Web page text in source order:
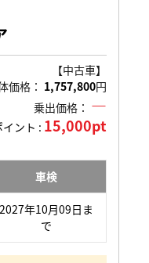
【中古車】
価格： 1,757,800円
乗出価格： ―
イント : 15,000pt
車検
2027年10月09日ま
で